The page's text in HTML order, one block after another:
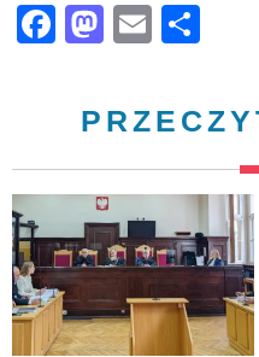
Facebook
Mastodon
Email